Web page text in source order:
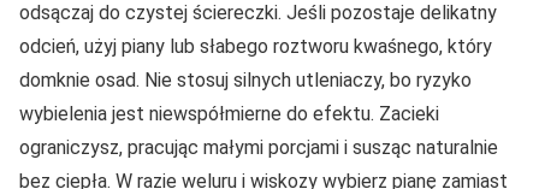
odsączaj do czystej ściereczki. Jeśli pozostaje delikatny
odcień, użyj piany lub słabego roztworu kwaśnego, który
domknie osad. Nie stosuj silnych utleniaczy, bo ryzyko
wybielenia jest niewspółmierne do efektu. Zacieki
ograniczysz, pracując małymi porcjami i susząc naturalnie
bez ciepła. W razie weluru i wiskozy wybierz pianę zamiast